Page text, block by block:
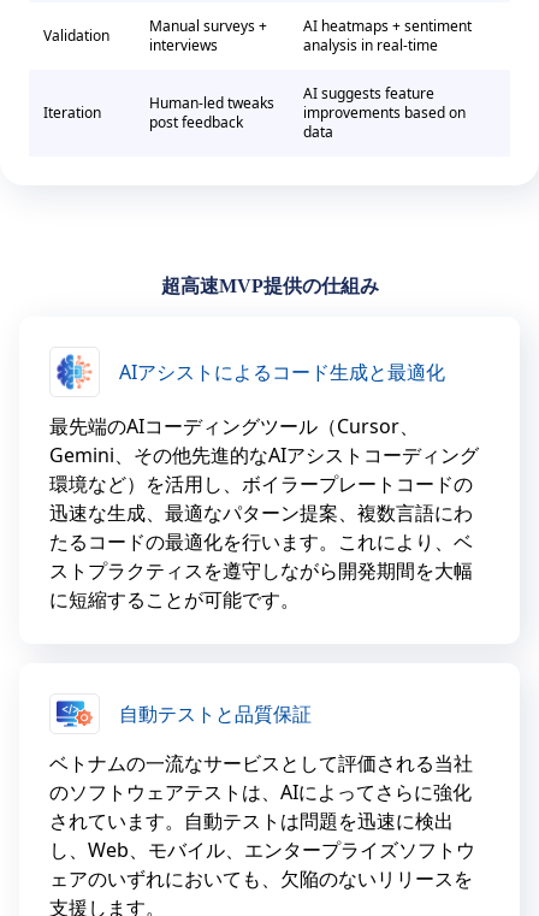
Validation
Manual surveys +
interviews
AI heatmaps + sentiment
analysis in real-time
Iteration
Human-led tweaks
post feedback
AI suggests feature
improvements based on
data
超高速MVP提供の仕組み
AIアシストによるコード生成と最適化
最先端のAIコーディングツール（Cursor、
Gemini、その他先進的なAIアシストコーディング
環境など）を活用し、ボイラープレートコードの
迅速な生成、最適なパターン提案、複数言語にわ
たるコードの最適化を行います。これにより、ベ
ストプラクティスを遵守しながら開発期間を大幅
に短縮することが可能です。
自動テストと品質保証
ベトナムの一流なサービスとして評価される当社
のソフトウェアテストは、AIによってさらに強化
されています。自動テストは問題を迅速に検出
し、Web、モバイル、エンタープライズソフトウ
ェアのいずれにおいても、欠陥のないリリースを
支援します。